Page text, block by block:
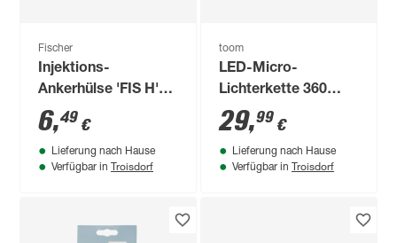
Fischer
Injektions-
Ankerhülse 'FIS H'
20 x 85 mm
Kunststoff 4 Stück
6,49 €
Lieferung nach Hause
Verfügbar in Troisdorf
toom
LED-Micro-
Lichterkette 360
LEDs bunt 900 cm
29,99 €
Lieferung nach Hause
Verfügbar in Troisdorf